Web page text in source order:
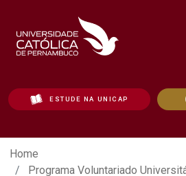
ESTUDE NA UNICAP
Programa
Home
Programa Voluntariado